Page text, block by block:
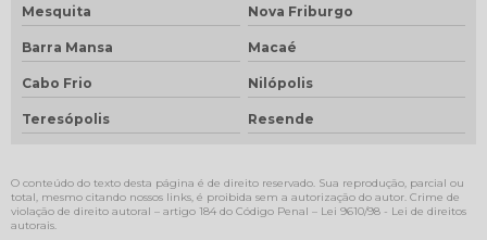
Mesquita Nova Friburgo
Barra Mansa Macaé
Cabo Frio Nilópolis
Teresópolis Resende
O conteúdo do texto desta página é de direito reservado. Sua reprodução, parcial ou
total, mesmo citando nossos links, é proibida sem a autorização do autor. Crime de
violação de direito autoral – artigo 184 do Código Penal – Lei 9610/98 - Lei de direitos
autorais